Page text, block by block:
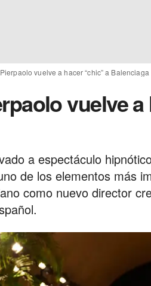
vuelve a hacer “chic” a Balenciaga
vuelve a
a espectáculo
de los elementos más
como nuevo director